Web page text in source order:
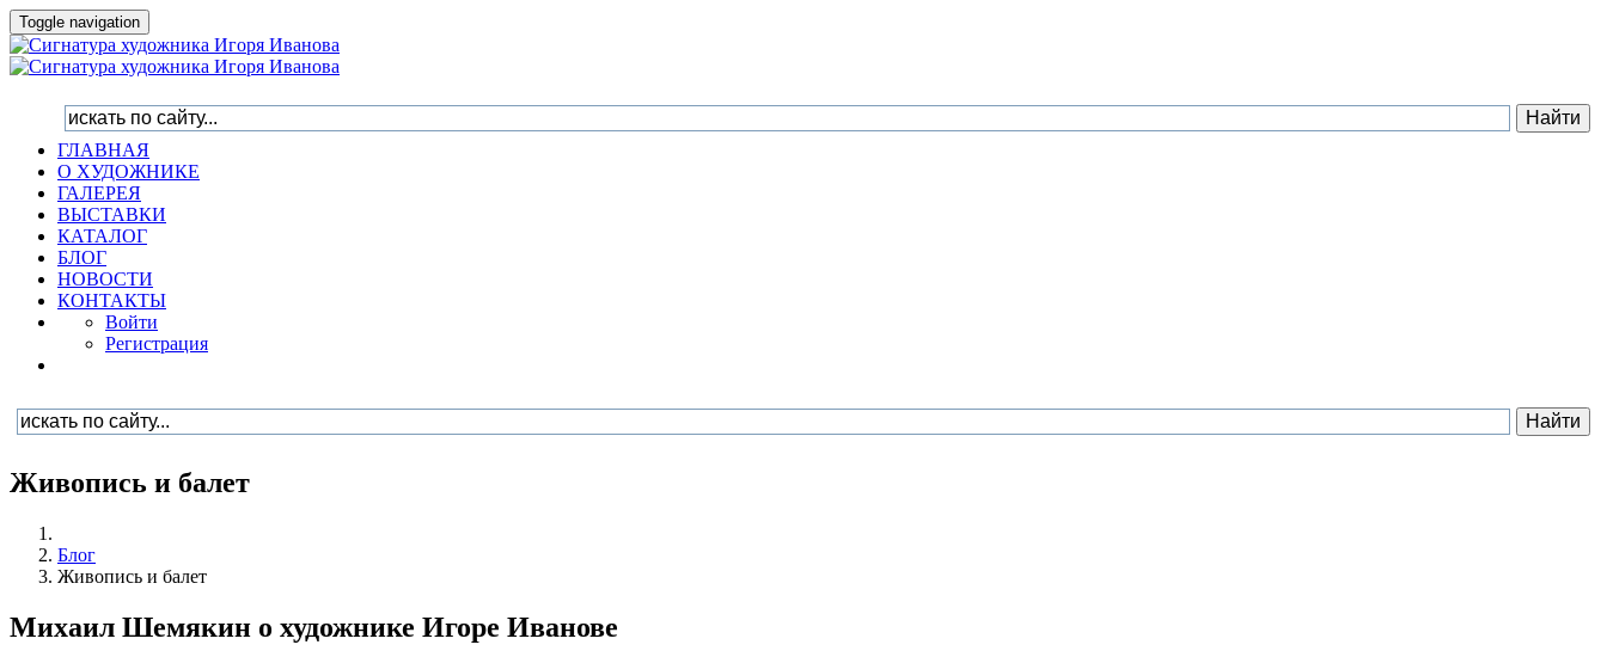
Toggle navigation
ГЛАВНАЯ
О ХУДОЖНИКЕ
ГАЛЕРЕЯ
ВЫСТАВКИ
КАТАЛОГ
БЛОГ
НОВОСТИ
КОНТАКТЫ
Войти
Регистрация
Живопись и балет
Блог
Живопись и балет
Михаил Шемякин о художнике Игоре Иванове